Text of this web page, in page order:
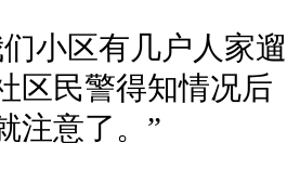
区有几户人家遛
区民警得知情况
注意了。”